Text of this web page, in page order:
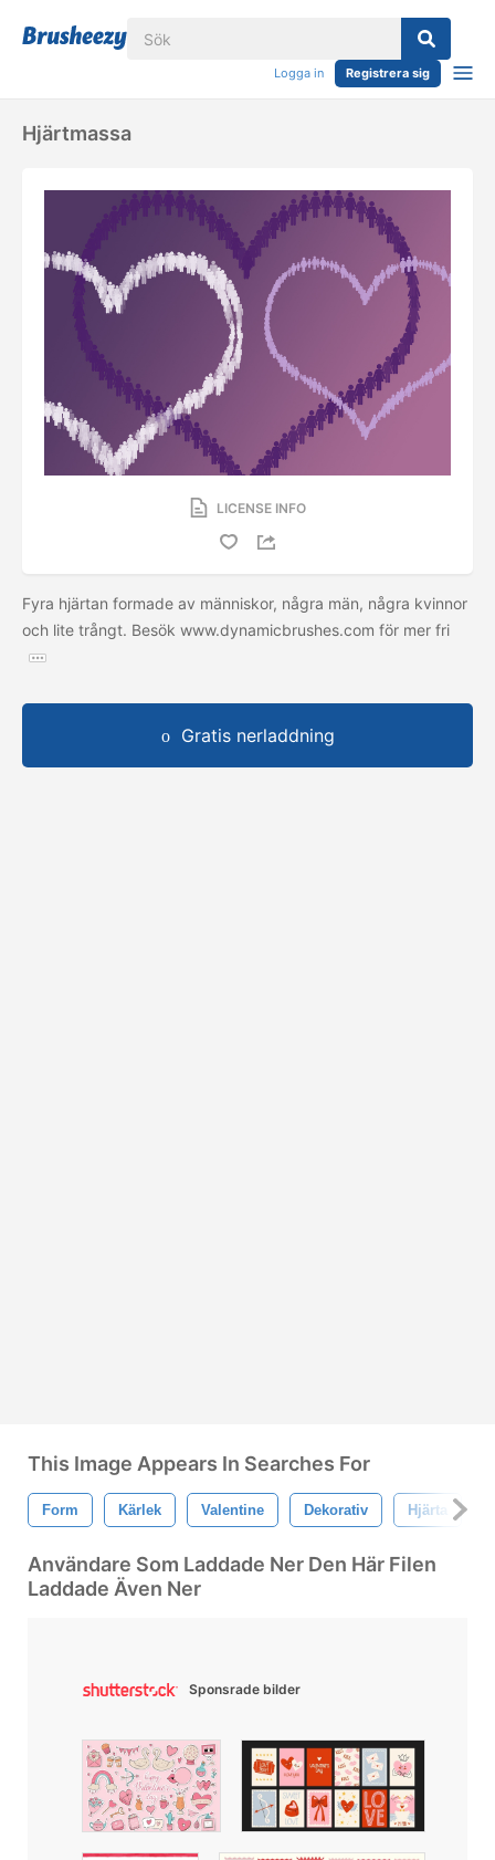
Logga in Registrera sig
Hjärtmassa
LICENSE INFO
Fyra hjärtan formade av människor, några män, några kvinnor
och lite trångt. Besök www.dynamicbrushes.com för mer fri
Gratis nerladdning
This Image Appears In Searches For
Form Kärlek Valentine Dekorativ Hjärta
Användare Som Laddade Ner Den Här Filen
Laddade Även Ner
Sponsrade bilder